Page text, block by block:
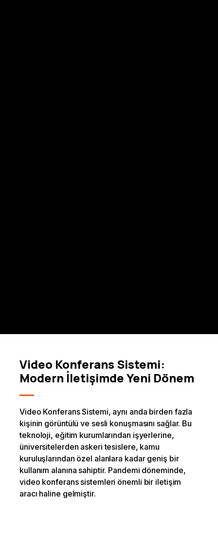
Video Konferans Sistemi:
Modern İletişimde Yeni Dönem
Video Konferans Sistemi, aynı anda birden fazla
kişinin görüntülü ve sesli konuşmasını sağlar. Bu
teknoloji, eğitim kurumlarından işyerlerine,
üniversitelerden askeri tesislere, kamu
kuruluşlarından özel alanlara kadar geniş bir
kullanım alanına sahiptir. Pandemi döneminde,
video konferans sistemleri önemli bir iletişim
aracı haline gelmiştir.